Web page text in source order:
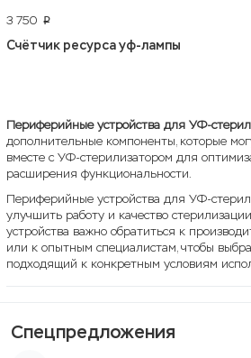
3 750 p
Счётчик ресурса уф-лампы
Периферийные устройства для УФ-
дополнительные компоненты, которые
вместе с УФ-стерилизатором для
расширения функциональности.
Периферийные устройства для УФ-
улучшить работу и качество
устройства важно обратиться к
или к опытным специалистам, чтобы
подходящий к конкретным условиям
Спецпредложения